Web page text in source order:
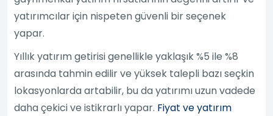
yatırımcılar için nispeten güvenli bir seçenek
yapar.
Yıllık yatırım getirisi genellikle yaklaşık %5 ile %8
arasında tahmin edilir ve yüksek talepli bazı seçkin
lokasyonlarda artabilir, bu da yatırımı uzun vadede
daha çekici ve istikrarlı yapar. Fiyat ve yatırım